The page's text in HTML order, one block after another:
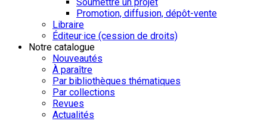
Promotion, diffusion, dépôt-vente
Libraire
Éditeur·ice (cession de droits)
Notre catalogue
Nouveautés
À paraître
Par bibliothèques thématiques
Par collections
Revues
Actualités